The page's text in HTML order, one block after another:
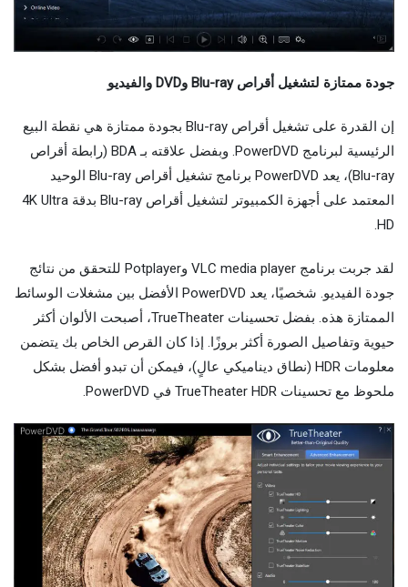
جودة ممتازة لتشغيل أقراص Blu-ray وDVD والفيديو
إن القدرة على تشغيل أقراص Blu-ray بجودة ممتازة هي نقطة البيع
الرئيسية لبرنامج PowerDVD. وبفضل علاقته بـ BDA (رابطة أقراص
Blu-ray)، يعد PowerDVD برنامج تشغيل أقراص Blu-ray الوحيد
المعتمد على أجهزة الكمبيوتر لتشغيل أقراص Blu-ray بدقة 4K Ultra
HD.
لقد جربت برنامج VLC media player وPotplayer للتحقق من نتائج
جودة الفيديو. شخصيًا، يعد PowerDVD الأفضل بين مشغلات الوسائط
الممتازة هذه. بفضل تحسينات TrueTheater، أصبحت الألوان أكثر
حيوية وتفاصيل الصورة أكثر بروزًا. إذا كان القرص الخاص بك يتضمن
معلومات HDR (نطاق ديناميكي عالٍ)، فيمكن أن تبدو أفضل بشكل
ملحوظ مع تحسينات TrueTheater HDR في PowerDVD.